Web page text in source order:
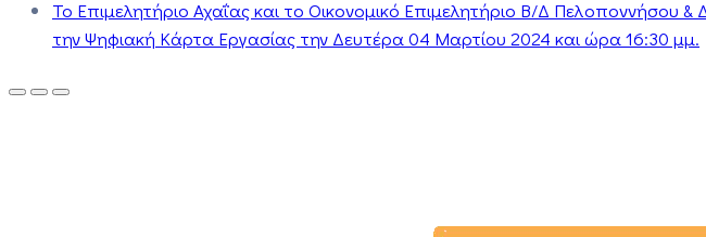
Το Επιμελητήριο Αχαΐας και το Οικονομικό Επιμελητήριο Β/Δ Πελοποννήσου
την Ψηφιακή Κάρτα Εργασίας την Δευτέρα 04 Μαρτίου 2024 και ώρα 16:30 μμ.